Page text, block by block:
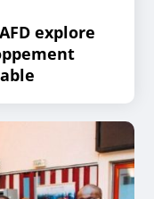
explore